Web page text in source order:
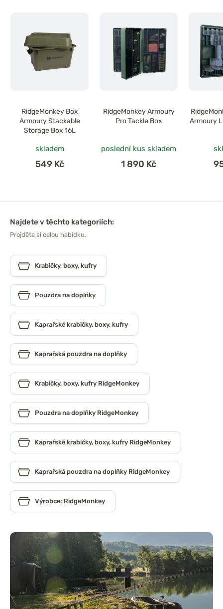
RidgeMonkey Box
Armoury Stackable
Storage Box 16L
skladem
549 Kč
RidgeMonkey Armoury
Pro Tackle Box
poslední kus skladem
1 890 Kč
Armoury
Najdete v těchto kategoriích:
Projděte si celou nabídku.
Krabičky, boxy, kufry
Pouzdra na doplňky
Kaprařské krabičky, boxy, kufry
Kaprařská pouzdra na doplňky
Krabičky, boxy, kufry RidgeMonkey
Pouzdra na doplňky RidgeMonkey
Kaprařské krabičky, boxy, kufry RidgeMonkey
Kaprařská pouzdra na doplňky RidgeMonkey
Výrobce: RidgeMonkey